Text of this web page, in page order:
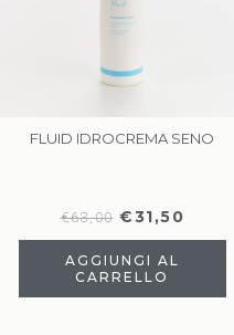
FLUID IDROCREMA SENO
€63,00 €31,50
AGGIUNGI AL
CARRELLO